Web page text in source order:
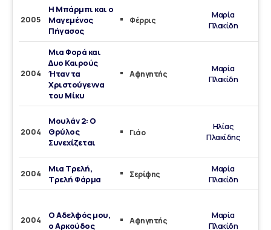
2005
Η Μπάρμπι και ο
Μαγεμένος
Πήγασος
Φέρρις
Μαρία
Πλακίδη
2004
Μια Φορά και
Δυο Καιρούς
Ήταν τα
Χριστούγεννα
του Μίκυ
Αφηγητής
Μαρία
Πλακίδη
2004
Μουλάν 2: Ο
Θρύλος
Συνεχίζεται
Γιάο
Ηλίας
Πλακίδης
2004
Μια Τρελή,
Τρελή Φάρμα
Σερίφης
Μαρία
Πλακίδη
2004
Ο Αδελφός μου,
ο Αρκούδος
Αφηγητής
Μαρία
Πλακίδη